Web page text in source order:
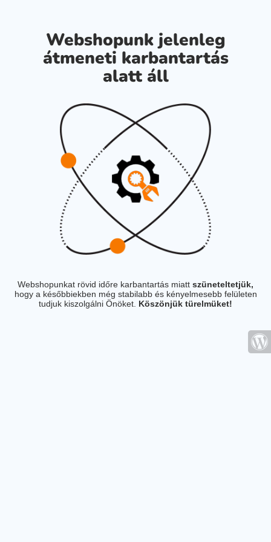
Webshopunk jelenleg
átmeneti karbantartás
alatt áll
Webshopunkat rövid időre karbantartás miatt szüneteltetjük,
hogy a későbbiekben még stabilabb és kényelmesebb felületen
tudjuk kiszolgálni Önöket. Köszönjük türelmüket!